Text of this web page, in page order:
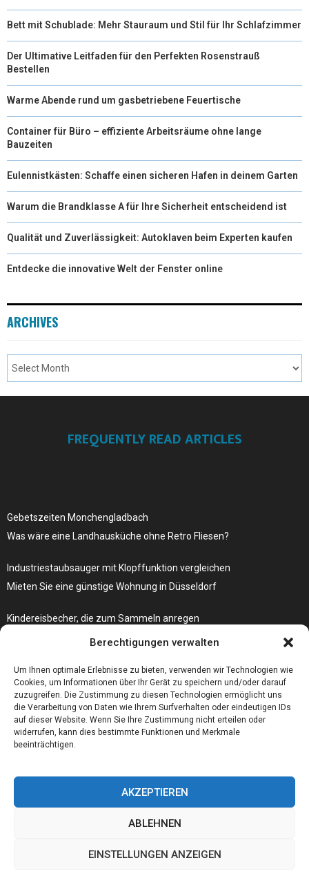
Berechtigungen verwalten
Um Ihnen optimale Erlebnisse zu bieten, verwenden wir Technologien wie
Cookies, um Informationen über Ihr Gerät zu speichern und/oder darauf
zuzugreifen. Die Zustimmung zu diesen Technologien ermöglicht uns
die Verarbeitung von Daten wie Ihrem Surfverhalten oder eindeutigen IDs
auf dieser Website. Wenn Sie Ihre Zustimmung nicht erteilen oder
widerrufen, kann dies bestimmte Funktionen und Merkmale
beeinträchtigen.
AKZEPTIEREN
ABLEHNEN
EINSTELLUNGEN ANZEIGEN
Bett mit Schublade: Mehr Stauraum und Stil für Ihr Schlafzimmer
Der Ultimative Leitfaden für den Perfekten Rosenstrauß
Bestellen
Warme Abende rund um gasbetriebene Feuertische
Container für Büro – effiziente Arbeitsräume ohne lange
Bauzeiten
Eulennistkästen: Schaffe einen sicheren Hafen in deinem Garten
Warum die Brandklasse A für Ihre Sicherheit entscheidend ist
Qualität und Zuverlässigkeit: Autoklaven beim Experten kaufen
Entdecke die innovative Welt der Fenster online
ARCHIVES
FREQUENTLY READ ARTICLES
Gebetszeiten Monchengladbach
Was wäre eine Landhausküche ohne Retro Fliesen?
Industriestaubsauger mit Klopffunktion vergleichen
Mieten Sie eine günstige Wohnung in Düsseldorf
Kindereisbecher, die zum Sammeln anregen
Was passiert, wenn Ihre Autoschlüssel-Fernbedienung nicht mehr